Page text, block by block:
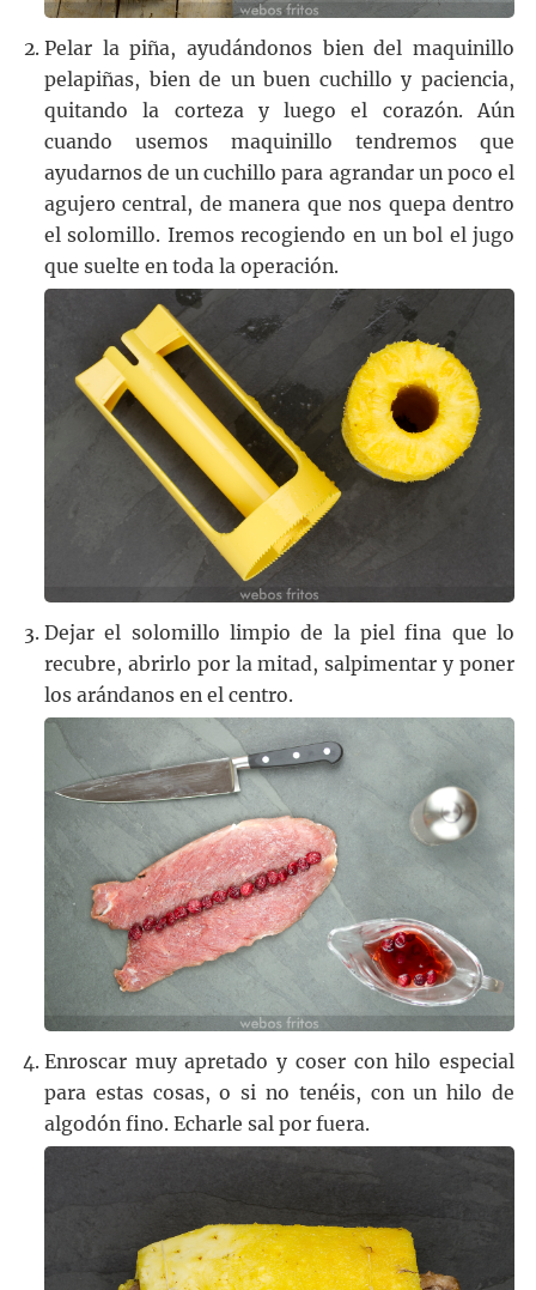
Pelar la piña, ayudándonos bien del maquinillo
pelapiñas, bien de un buen cuchillo y paciencia,
quitando la corteza y luego el corazón. Aún
cuando usemos maquinillo tendremos que
ayudarnos de un cuchillo para agrandar un poco el
agujero central, de manera que nos quepa dentro
el solomillo. Iremos recogiendo en un bol el jugo
que suelte en toda la operación.
Dejar el solomillo limpio de la piel fina que lo
recubre, abrirlo por la mitad, salpimentar y poner
los arándanos en el centro.
Enroscar muy apretado y coser con hilo especial
para estas cosas, o si no tenéis, con un hilo de
algodón fino. Echarle sal por fuera.